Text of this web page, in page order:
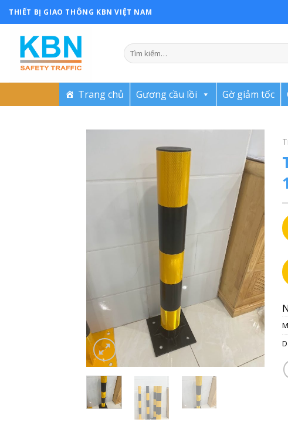
Skip
to
content
THIẾT BỊ GIAO THÔNG KBN VIỆT NAM
Trang chủ Gương cầu lồi Gờ giảm tốc